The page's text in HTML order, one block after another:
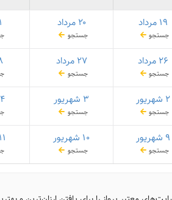
۱۹ مرداد
جستجو
۲۰ مرداد
جستجو
۲۶ مرداد
جستجو
۲۷ مرداد
جستجو
۲ شهریور
جستجو
۳ شهریور
جستجو
۴ شهریور
۹ شهریور
جستجو
۱۰ شهریور
جستجو
۱۱ شهریور